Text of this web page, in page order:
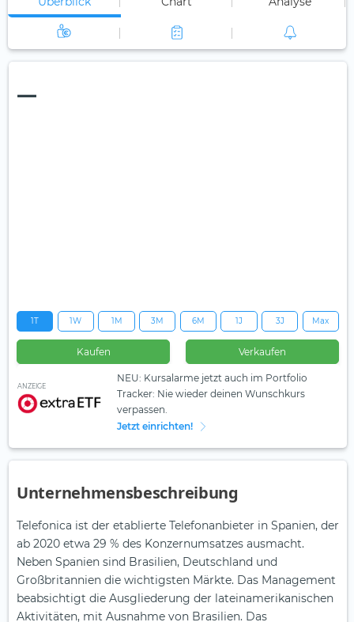
—
1T 1W 1M 3M 6M 1J 3J Max
Kaufen Verkaufen
ANZEIGE
NEU: Kursalarme jetzt auch im Portfolio
Tracker: Nie wieder deinen Wunschkurs
verpassen.
Jetzt einrichten!
Unternehmensbeschreibung
Telefonica ist der etablierte Telefonanbieter in Spanien, der
ab 2020 etwa 29 % des Konzernumsatzes ausmacht.
Neben Spanien sind Brasilien, Deutschland und
Großbritannien die wichtigsten Märkte. Das Management
beabsichtigt die Ausgliederung der lateinamerikanischen
Aktivitäten, mit Ausnahme von Brasilien. Das